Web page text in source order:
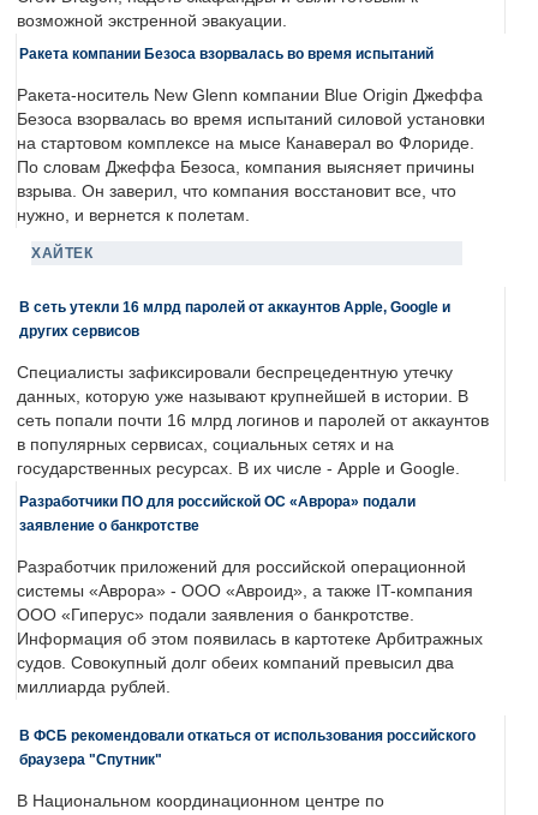
возможной экстренной эвакуации.
Ракета компании Безоса взорвалась во время испытаний
Ракета-носитель New Glenn компании Blue Origin Джеффа
Безоса взорвалась во время испытаний силовой установки
на стартовом комплексе на мысе Канаверал во Флориде.
По словам Джеффа Безоса, компания выясняет причины
взрыва. Он заверил, что компания восстановит все, что
нужно, и вернется к полетам.
ХАЙТЕК
В сеть утекли 16 млрд паролей от аккаунтов Apple, Google и
других сервисов
Специалисты зафиксировали беспрецедентную утечку
данных, которую уже называют крупнейшей в истории. В
сеть попали почти 16 млрд логинов и паролей от аккаунтов
в популярных сервисах, социальных сетях и на
государственных ресурсах. В их числе - Apple и Google.
Разработчики ПО для российской ОС «Аврора» подали
заявление о банкротстве
Разработчик приложений для российской операционной
системы «Аврора» - ООО «Авроид», а также IT-компания
ООО «Гиперус» подали заявления о банкротстве.
Информация об этом появилась в картотеке Арбитражных
судов. Совокупный долг обеих компаний превысил два
миллиарда рублей.
В ФСБ рекомендовали откаться от использования российского
браузера "Спутник"
В Национальном координационном центре по